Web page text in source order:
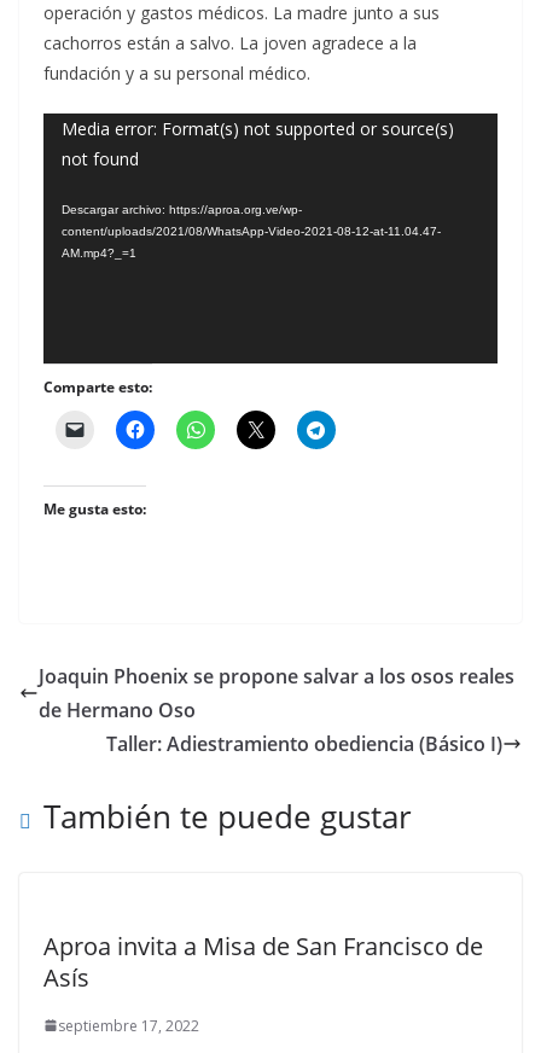
operación y gastos médicos. La madre junto a sus
cachorros están a salvo. La joven agradece a la
fundación y a su personal médico.
Reproductor
de
Media error: Format(s) not supported or source(s)
not found
Descargar archivo: https://aproa.org.ve/wp-
content/uploads/2021/08/WhatsApp-Video-2021-08-12-at-11.04.47-
AM.mp4?_=1
Comparte esto:
Me gusta esto:
Joaquin Phoenix se propone salvar a los osos reales
de Hermano Oso
Taller: Adiestramiento obediencia (Básico I)
También te puede gustar
Aproa invita a Misa de San Francisco de
Asís
septiembre 17, 2022